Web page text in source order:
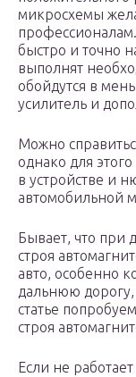
микросхемы
быстро и точно
выполнят
обойдутся в
усилитель и
Можно
однако для
в устройстве и
автомобильной
Бывает, что при
строя
авто, особенно
дальнюю
статье
строя
Если не